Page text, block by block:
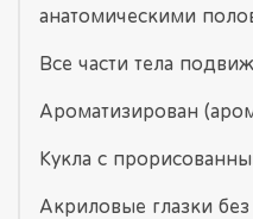
анатомическими
Все части тела
Ароматизирован
Кукла с
Акриловые глазки